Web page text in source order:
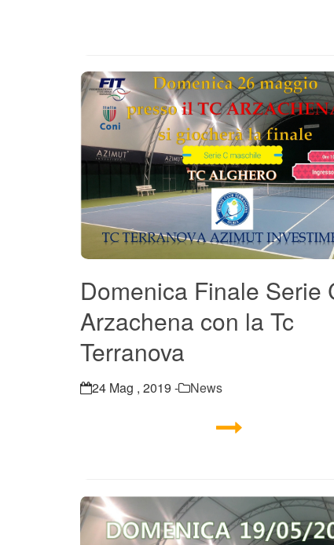
Domenica Finale Serie
Arzachena con la Tc
Terranova
24 Mag , 2019 - News